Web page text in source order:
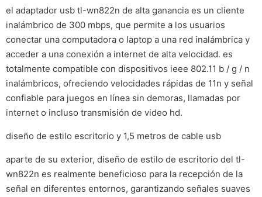
el adaptador usb tl-wn822n de alta ganancia es un cliente
inalámbrico de 300 mbps, que permite a los usuarios
conectar una computadora o laptop a una red inalámbrica y
acceder a una conexión a internet de alta velocidad. es
totalmente compatible con dispositivos ieee 802.11 b / g / n
inalámbricos, ofreciendo velocidades rápidas de 11n y señal
confiable para juegos en línea sin demoras, llamadas por
internet o incluso transmisión de video hd.
diseño de estilo escritorio y 1,5 metros de cable usb
aparte de su exterior, diseño de estilo de escritorio del tl-
wn822n es realmente beneficioso para la recepción de la
señal en diferentes entornos, garantizando señales suaves